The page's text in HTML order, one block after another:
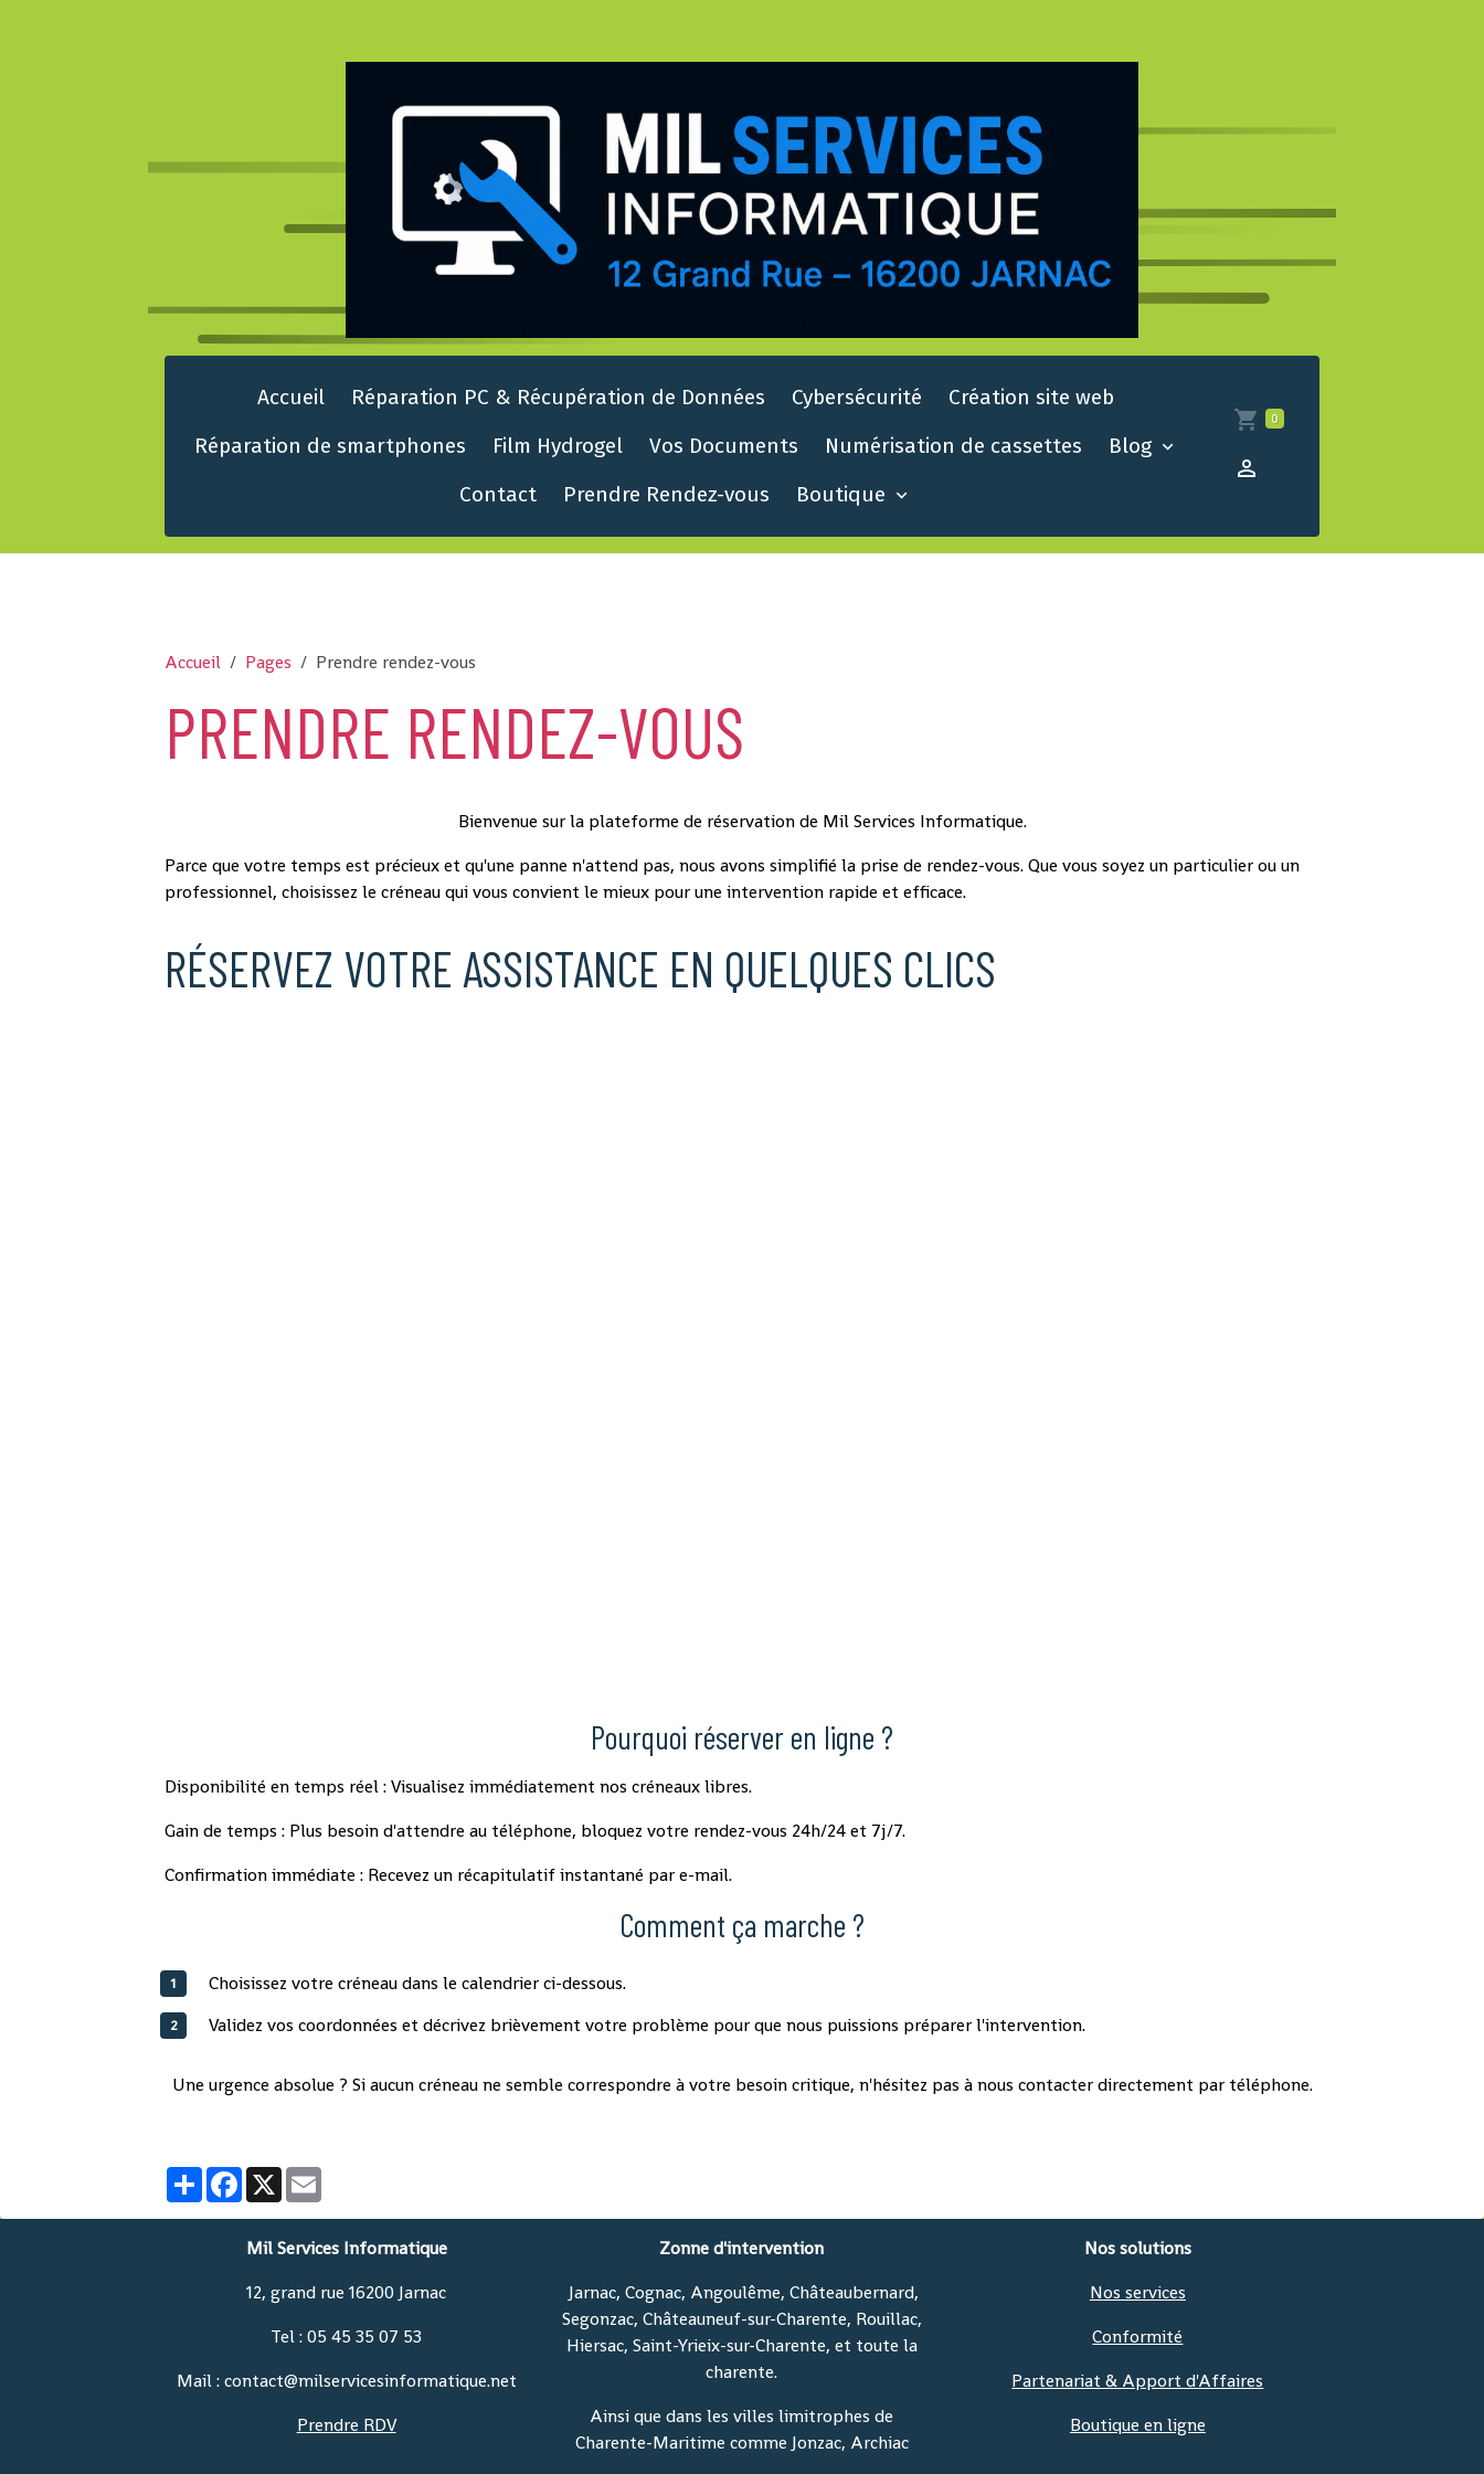
Accueil Réparation PC & Récupération de Données Cybersécurité
Création site web
Réparation de smartphones
Film Hydrogel Vos Documents Numérisation de cassettes
Blog
Contact
Prendre Rendez-vous Boutique
0
Accueil Pages Prendre rendez-vous
PRENDRE RENDEZ-VOUS
Bienvenue sur la plateforme de réservation de Mil Services Informatique.
Parce que votre temps est précieux et qu'une panne n'attend pas, nous avons simplifié la prise de rendez-vous. Que vous soyez un particulier ou un
professionnel, choisissez le créneau qui vous convient le mieux pour une intervention rapide et efficace.
RÉSERVEZ VOTRE ASSISTANCE EN QUELQUES CLICS
Pourquoi réserver en ligne ?
Disponibilité en temps réel : Visualisez immédiatement nos créneaux libres.
Gain de temps : Plus besoin d'attendre au téléphone, bloquez votre rendez-vous 24h/24 et 7j/7.
Confirmation immédiate : Recevez un récapitulatif instantané par e-mail.
Comment ça marche ?
Choisissez votre créneau dans le calendrier ci-dessous.
Validez vos coordonnées et décrivez brièvement votre problème pour que nous puissions préparer l'intervention.
Une urgence absolue ? Si aucun créneau ne semble correspondre à votre besoin critique, n'hésitez pas à nous contacter directement par téléphone.
PartagerFacebook
X
Mil Services Informatique
12, grand rue 16200 Jarnac
Tel : 05 45 35 07 53
Mail : contact@milservicesinformatique.net
Prendre RDV
Zonne d'intervention
Jarnac, Cognac, Angoulême, Châteaubernard,
Segonzac, Châteauneuf-sur-Charente, Rouillac,
Hiersac, Saint-Yrieix-sur-Charente, et toute la
charente.
Ainsi que dans les villes limitrophes de
Charente-Maritime comme Jonzac, Archiac
Nos solutions
Nos services
Conformité
Partenariat & Apport d'Affaires
Boutique en ligne